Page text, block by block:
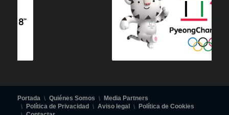
Portada Quiénes Somos
Media Partners
Política de Privacidad
Aviso legal
Política de Cookies